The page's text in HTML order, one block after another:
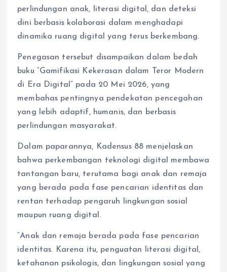
perlindungan anak, literasi digital, dan deteksi
dini berbasis kolaborasi dalam menghadapi
dinamika ruang digital yang terus berkembang.
Penegasan tersebut disampaikan dalam bedah
buku “Gamifikasi Kekerasan dalam Teror Modern
di Era Digital” pada 20 Mei 2026, yang
membahas pentingnya pendekatan pencegahan
yang lebih adaptif, humanis, dan berbasis
perlindungan masyarakat.
Dalam paparannya, Kadensus 88 menjelaskan
bahwa perkembangan teknologi digital membawa
tantangan baru, terutama bagi anak dan remaja
yang berada pada fase pencarian identitas dan
rentan terhadap pengaruh lingkungan sosial
maupun ruang digital.
“Anak dan remaja berada pada fase pencarian
identitas. Karena itu, penguatan literasi digital,
ketahanan psikologis, dan lingkungan sosial yang